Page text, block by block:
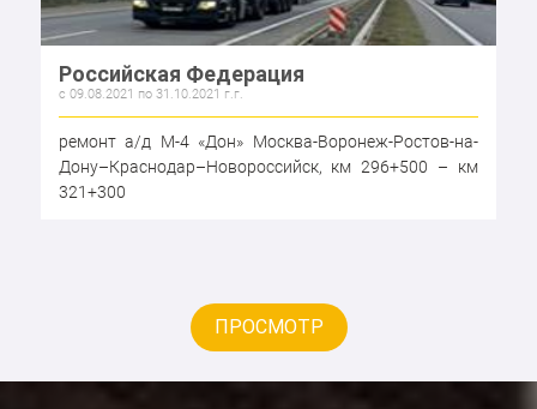
Российская Федерация
c 09.08.2021 по 31.10.2021 г.г.
ремонт а/д М-4 «Дон» Москва-Воронеж-Ростов-на-
Дону–Краснодар–Новороссийск, км 296+500 – км
321+300
ПРОСМОТР